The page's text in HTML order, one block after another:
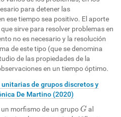
para detener las
ese tiempo sea positivo. El aporte
sirve para resolver problemas en
no es necesario y la resolución
de este tipo (que se denomina
de las propiedades de la
en un tiempo óptimo.
de grupos discretos y
De Martino (2020)
morfismo de un grupo G
G al